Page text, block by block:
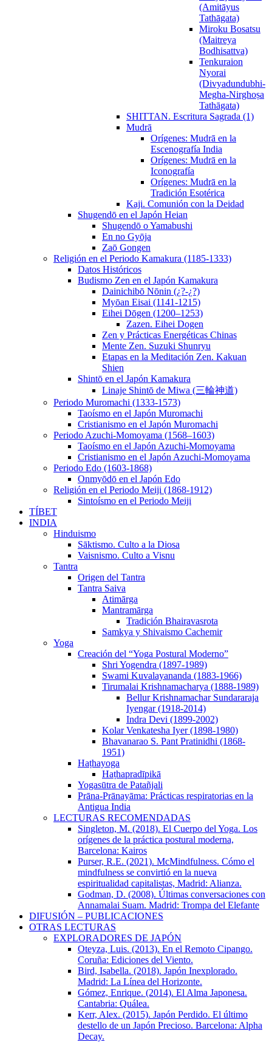
(Amitāyus
Tathāgata)
Miroku Bosatsu
(Maitreya
Bodhisattva)
Tenkuraion
Nyorai
(Divyadundubhi-
Megha-Nirghoṣa
Tathāgata)
SHITTAN. Escritura Sagrada (1)
Mudrā
Orígenes: Mudrā en la
Escenografía India
Orígenes: Mudrā en la
Iconografía
Orígenes: Mudrā en la
Tradición Esotérica
Kaji. Comunión con la Deidad
Shugendō en el Japón Heian
Shugendō o Yamabushi
En no Gyōja
Zaō Gongen
Religión en el Periodo Kamakura (1185-1333)
Datos Históricos
Budismo Zen en el Japón Kamakura
Dainichibō Nōnin (¿?-¿?)
Myōan Eisai (1141-1215)
Eihei Dōgen (1200–1253)
Zazen. Eihei Dogen
Zen y Prácticas Energéticas Chinas
Mente Zen. Suzuki Shunryu
Etapas en la Meditación Zen. Kakuan
Shien
Shintō en el Japón Kamakura
Linaje Shintō de Miwa (三輪神道)
Periodo Muromachi (1333-1573)
Taoísmo en el Japón Muromachi
Cristianismo en el Japón Muromachi
Periodo Azuchi-Momoyama (1568–1603)
Taoísmo en el Japón Azuchi-Momoyama
Cristianismo en el Japón Azuchi-Momoyama
Periodo Edo (1603-1868)
Onmyōdō en el Japón Edo
Religión en el Periodo Meiji (1868-1912)
Sintoísmo en el Periodo Meiji
TÍBET
INDIA
Hinduismo
Sāktismo. Culto a la Diosa
Vaisnismo. Culto a Visnu
Tantra
Origen del Tantra
Tantra Saiva
Atimārga
Mantramārga
Tradición Bhairavasrota
Samkya y Shivaismo Cachemir
Yoga
Creación del “Yoga Postural Moderno”
Shri Yogendra (1897-1989)
Swami Kuvalayananda (1883-1966)
Tirumalai Krishnamacharya (1888-1989)
Bellur Krishnamachar Sundararaja
Iyengar (1918-2014)
Indra Devi (1899-2002)
Kolar Venkatesha Iyer (1898-1980)
Bhavanarao S. Pant Pratinidhi (1868-
1951)
Haṭhayoga
Haṭhapradīpikā
Yogasūtra de Patañjali
Prāna-Prānayāma: Prácticas respiratorias en la
Antigua India
LECTURAS RECOMENDADAS
Singleton, M. (2018). El Cuerpo del Yoga. Los
orígenes de la práctica postural moderna,
Barcelona: Kairos
Purser, R.E. (2021). McMindfulness. Cómo el
mindfulness se convirtió en la nueva
espiritualidad capitalistas, Madrid: Alianza.
Godman, D. (2008). Últimas conversaciones con
Annamalai Suam. Madrid: Trompa del Elefante
DIFUSIÓN – PUBLICACIONES
OTRAS LECTURAS
EXPLORADORES DE JAPÓN
Oteyza, Luis. (2013). En el Remoto Cipango.
Coruña: Ediciones del Viento.
Bird, Isabella. (2018). Japón Inexplorado.
Madrid: La Línea del Horizonte.
Gómez, Enrique. (2014). El Alma Japonesa.
Cantabria: Quálea.
Kerr, Alex. (2015). Japón Perdido. El último
destello de un Japón Precioso. Barcelona: Alpha
Decay.